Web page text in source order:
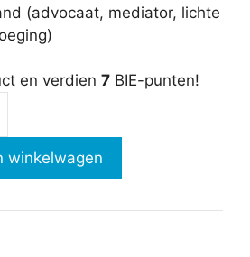
(advocaat, mediator, lichte
en verdien 7 BIE-punten!
(toevoeging)
winkelwagen